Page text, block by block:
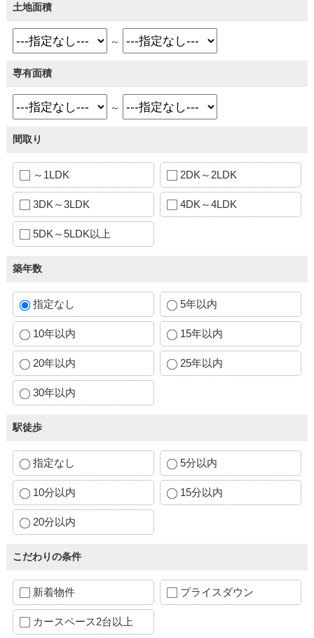
土地面積
～
専有面積
～
間取り
～1LDK 2DK～2LDK
3DK～3LDK 4DK～4LDK
5DK～5LDK以上
築年数
指定なし 5年以内
10年以内 15年以内
20年以内 25年以内
30年以内
駅徒歩
指定なし 5分以内
10分以内 15分以内
20分以内
こだわりの条件
新着物件 プライスダウン
カースペース2台以上